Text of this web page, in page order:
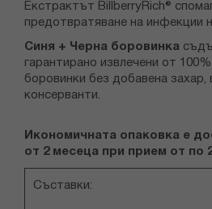
Екстрактът BillberryRich®
предотвратяване на инфекции
Синя + Черна боровинка
гарантирано извлечени от
боровинки без добавена захар,
консерванти.
Икономичната опаковка е
от 2 месеца при прием от по
Съставки: